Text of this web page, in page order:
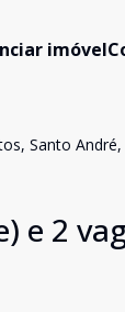
imóvel
Santo André,
e 2